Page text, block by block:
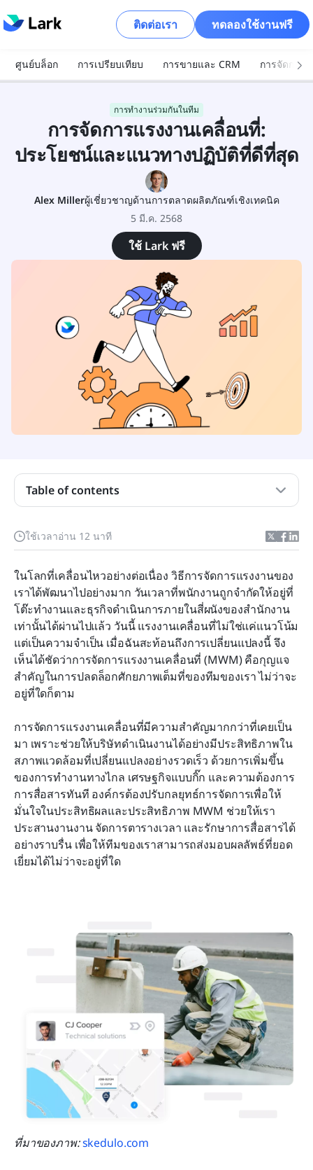
ติดต่อเรา ทดลองใช้งานฟรี
ศูนย์บล็อก การเปรียบเทียบ การขายและ CRM การจัดการ
การทำงานร่วมกันในทีม
การจัดการแรงงานเคลื่อนที่:
ประโยชน์และแนวทางปฏิบัติที่ดีที่สุด
Alex Millerผู้เชี่ยวชาญด้านการตลาดผลิตภัณฑ์เชิงเทคนิค
5 มี.ค. 2568
ใช้ Lark ฟรี
ใช้เวลาอ่าน 12 นาที
ในโลกที่เคลื่อนไหวอย่างต่อเนื่อง วิธีการจัดการแรงงานของ
เราได้พัฒนาไปอย่างมาก วันเวลาที่พนักงานถูกจำกัดให้อยู่ที่
โต๊ะทำงานและธุรกิจดำเนินการภายในสี่ผนังของสำนักงาน
เท่านั้นได้ผ่านไปแล้ว วันนี้ แรงงานเคลื่อนที่ไม่ใช่แค่แนวโน้ม
แต่เป็นความจำเป็น เมื่อฉันสะท้อนถึงการเปลี่ยนแปลงนี้ จึง
เห็นได้ชัดว่าการจัดการแรงงานเคลื่อนที่ (MWM) คือกุญแจ
สำคัญในการปลดล็อกศักยภาพเต็มที่ของทีมของเรา ไม่ว่าจะ
อยู่ที่ใดก็ตาม
การจัดการแรงงานเคลื่อนที่มีความสำคัญมากกว่าที่เคยเป็น
มา เพราะช่วยให้บริษัทดำเนินงานได้อย่างมีประสิทธิภาพใน
สภาพแวดล้อมที่เปลี่ยนแปลงอย่างรวดเร็ว ด้วยการเพิ่มขึ้น
ของการทำงานทางไกล เศรษฐกิจแบบกิ๊ก และความต้องการ
การสื่อสารทันที องค์กรต้องปรับกลยุทธ์การจัดการเพื่อให้
มั่นใจในประสิทธิผลและประสิทธิภาพ MWM ช่วยให้เรา
ประสานงานงาน จัดการตารางเวลา และรักษาการสื่อสารได้
อย่างราบรื่น เพื่อให้ทีมของเราสามารถส่งมอบผลลัพธ์ที่ยอด
เยี่ยมได้ไม่ว่าจะอยู่ที่ใด
ที่มาของภาพ: skedulo.com
Table of contents
การจัดการแรงงานเคลื่อนที่คืออะไร?
ประโยชน์ของการจัดการแรงงานเคลื่อนที่
วิธีเลือกโซลูชันการจัดการแรงงานเคลื่อนที่ที่เหมาะ
การดำเนินการจัดการแรงงานเคลื่อนที่: คู่มือทีละขั้น
ตอน
เคลื่อนที่ของคุณเพื่อความสำเร็จในระยะยาว
ของ Lark
อนาคตของการจัดการแรงงานเคลื่อนที่: แนวโน้มที่
ควรจับตามองและเตรียมพร้อม
คำถามที่พบบ่อย
ข้อคิดสุดท้าย